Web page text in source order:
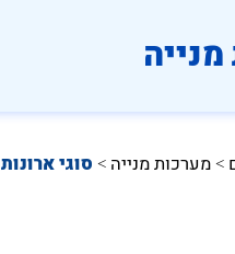
> מערכות מנייה > סוגי ארונות